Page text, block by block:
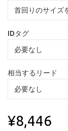
IDタグ
相当するリード
¥8,446